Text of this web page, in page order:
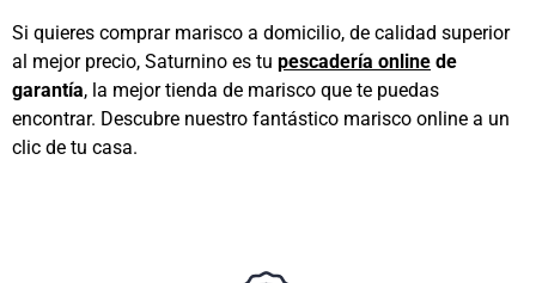
Si quieres comprar marisco a domicilio, de calidad superior
al mejor precio, Saturnino es tu pescadería online de
garantía, la mejor tienda de marisco que te puedas
encontrar. Descubre nuestro fantástico marisco online a un
clic de tu casa.